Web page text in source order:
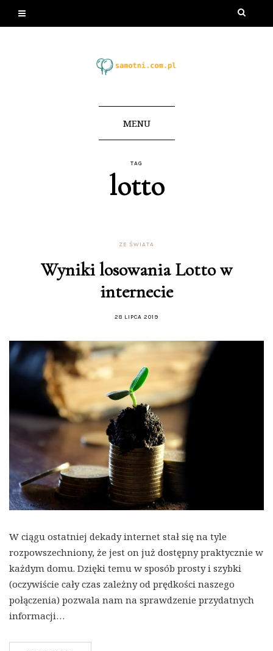
MENU
TAG
lotto
ZE ŚWIATA
Wyniki losowania Lotto w
internecie
28 LIPCA 2019
W ciągu ostatniej dekady internet stał się na tyle
rozpowszechniony, że jest on już dostępny praktycznie w
każdym domu. Dzięki temu w sposób prosty i szybki
(oczywiście cały czas zależny od prędkości naszego
połączenia) pozwala nam na sprawdzenie przydatnych
informacji…